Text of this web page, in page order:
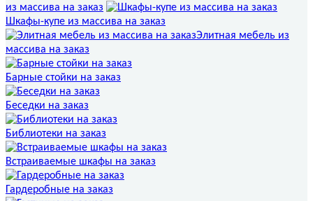
из массива на заказ
Шкафы-купе из массива на заказ
Элитная мебель из
массива на заказ
Барные стойки на заказ
Беседки на заказ
Библиотеки на заказ
Встраиваемые шкафы на заказ
Гардеробные на заказ